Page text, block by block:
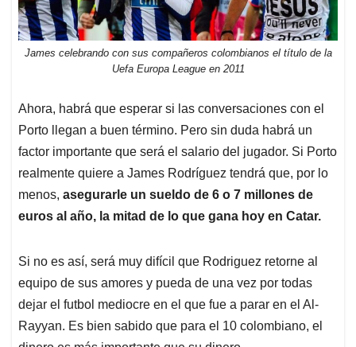
James celebrando con sus compañeros colombianos el título de la
Uefa Europa League en 2011
Ahora, habrá que esperar si las conversaciones con el
Porto llegan a buen término. Pero sin duda habrá un
factor importante que será el salario del jugador. Si Porto
realmente quiere a James Rodríguez tendrá que, por lo
menos, asegurarle un sueldo de 6 o 7 millones de
euros al año, la mitad de lo que gana hoy en Catar.
Si no es así, será muy difícil que Rodriguez retorne al
equipo de sus amores y pueda de una vez por todas
dejar el futbol mediocre en el que fue a parar en el Al-
Rayyan. Es bien sabido que para el 10 colombiano, el